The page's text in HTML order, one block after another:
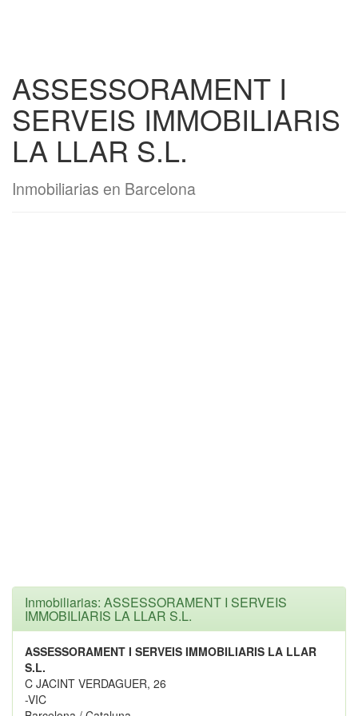
ASSESSORAMENT I
SERVEIS IMMOBILIARIS
LA LLAR S.L.
Inmobiliarias en Barcelona
Inmobiliarias: ASSESSORAMENT I SERVEIS
IMMOBILIARIS LA LLAR S.L.
ASSESSORAMENT I SERVEIS IMMOBILIARIS LA LLAR
S.L.
C JACINT VERDAGUER, 26
-VIC